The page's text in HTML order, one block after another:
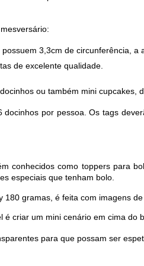
possuem 3,3cm de circunferência, a
de excelente qualidade.
ou também mini cupcakes,
por pessoa. Os tags
conhecidos como toppers para
especiais que tenham bolo.
180 gramas, é feita com imagens
é criar um mini cenário em cima
para que possam ser